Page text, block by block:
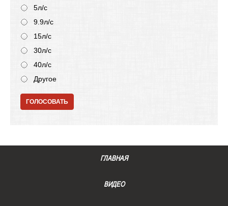
5л/с
9.9л/с
15л/с
30л/с
40л/с
Другое
ГОЛОСОВАТЬ
ГЛАВНАЯ
ВИДЕО